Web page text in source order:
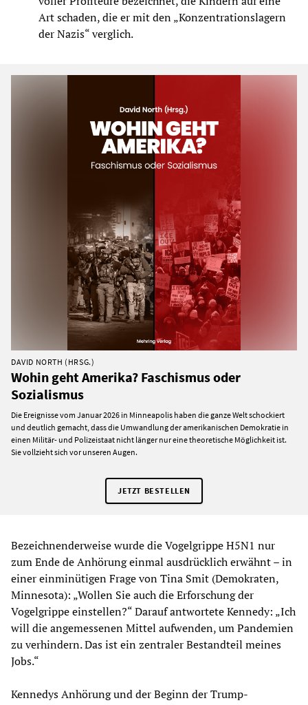
Art schaden, die er mit den „Konzentrationslagern
der Nazis“ verglich.
DAVID NORTH (HRSG.)
Wohin geht Amerika? Faschismus oder
Sozialismus
Die Ereignisse vom Januar 2026 in Minneapolis haben die ganze Welt schockiert
und deutlich gemacht, dass die Umwandlung der amerikanischen Demokratie in
einen Militär- und Polizeistaat nicht länger nur eine theoretische Möglichkeit ist.
Sie vollzieht sich vor unseren Augen.
JETZT BESTELLEN
Bezeichnenderweise wurde die Vogelgrippe H5N1 nur
zum Ende de Anhörung einmal ausdrücklich erwähnt – in
einer einminütigen Frage von Tina Smit (Demokraten,
Minnesota): „Wollen Sie auch die Erforschung der
Vogelgrippe einstellen?“ Darauf antwortete Kennedy: „Ich
will die angemessenen Mittel aufwenden, um Pandemien
zu verhindern. Das ist ein zentraler Bestandteil meines
Jobs.“
Kennedys Anhörung und der Beginn der Trump-